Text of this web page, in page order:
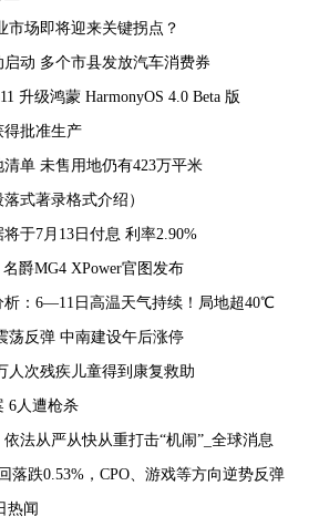
市场即将迎来关键拐点？
动 多个市县发放汽车消费券
升级鸿蒙 HarmonyOS 4.0 Beta 版
得批准生产
单 未售用地仍有423万平米
式著录格式介绍）
于7月13日付息 利率2.90%
爵MG4 XPower官图发布
析：6—11日高温天气持续！局地超40℃
荡反弹 中南建设午后涨停
人次残疾儿童得到康复救助
6人遭枪杀
法从严从快从重打击“机闹”_全球消息
落跌0.53%，CPO、游戏等方向逆势反弹
热闻